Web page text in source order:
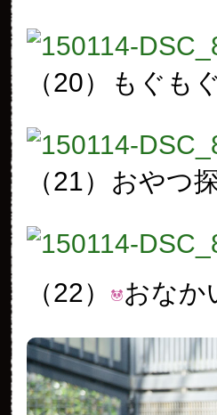
（20） もぐもぐ
（21） おやつ
（22） おなか